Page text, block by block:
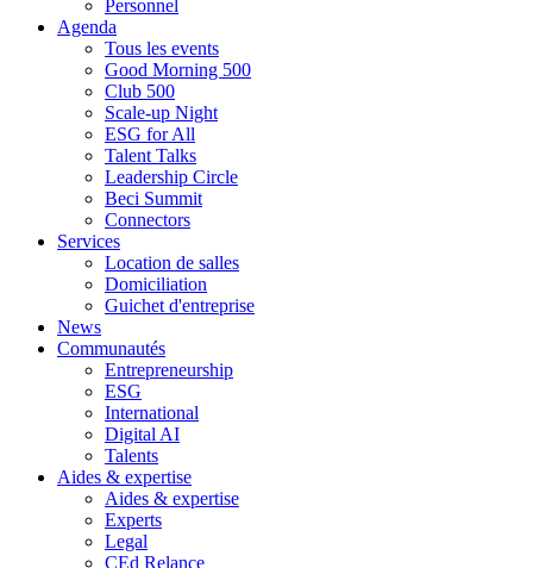
Personnel
Agenda
Tous les events
Good Morning 500
Club 500
Scale-up Night
ESG for All
Talent Talks
Leadership Circle
Beci Summit
Connectors
Services
Location de salles
Domiciliation
Guichet d'entreprise
News
Communautés
Entrepreneurship
ESG
International
Digital AI
Talents
Aides & expertise
Aides & expertise
Experts
Legal
CEd Relance